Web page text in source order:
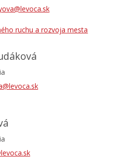
ruchu a rozvoja mesta